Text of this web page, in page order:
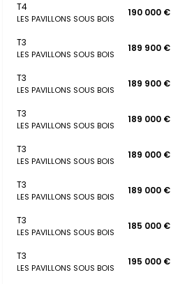
T4
LES PAVILLONS SOUS BOIS
190 000 €
T3
LES PAVILLONS SOUS BOIS
189 900 €
T3
LES PAVILLONS SOUS BOIS
189 900 €
T3
LES PAVILLONS SOUS BOIS
189 000 €
T3
LES PAVILLONS SOUS BOIS
189 000 €
T3
LES PAVILLONS SOUS BOIS
189 000 €
T3
LES PAVILLONS SOUS BOIS
185 000 €
T3
LES PAVILLONS SOUS BOIS
195 000 €